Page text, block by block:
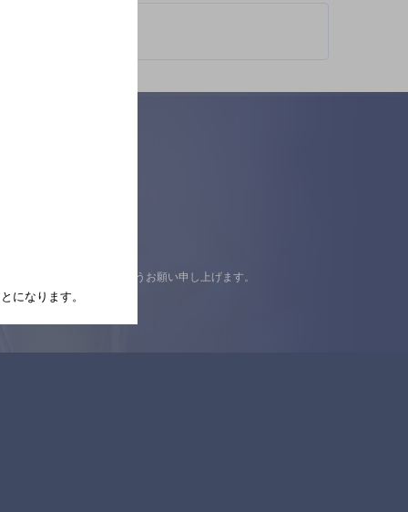
の上ご来店くださいますようお願い申し上げます。
になります。